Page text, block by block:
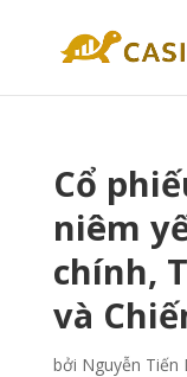
Cổ
niêm
chính,
và
bởi Nguyễn Tiến